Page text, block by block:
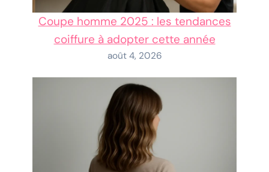
Coupe homme 2025 : les tendances
coiffure à adopter cette année
août 4, 2026